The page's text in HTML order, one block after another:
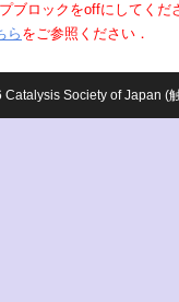
ブロックをoffにしてくだ
ら をご参照ください．
Society of Japan (